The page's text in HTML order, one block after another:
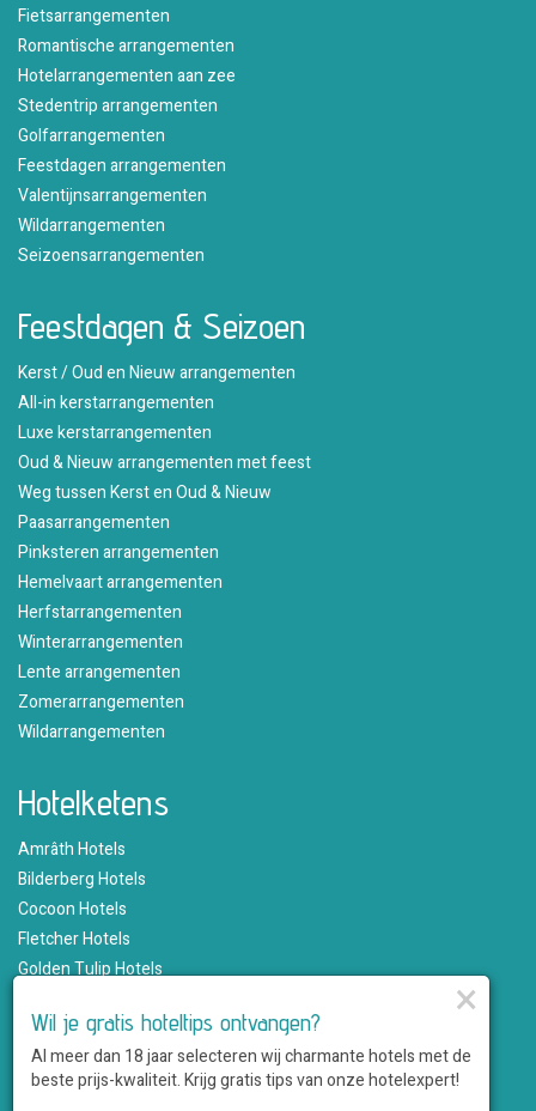
Fietsarrangementen
Romantische arrangementen
Hotelarrangementen aan zee
Stedentrip arrangementen
Golfarrangementen
Feestdagen arrangementen
Valentijnsarrangementen
Wildarrangementen
Seizoensarrangementen
Feestdagen & Seizoen
Kerst / Oud en Nieuw arrangementen
All-in kerstarrangementen
Luxe kerstarrangementen
Oud & Nieuw arrangementen met feest
Weg tussen Kerst en Oud & Nieuw
Paasarrangementen
Pinksteren arrangementen
Hemelvaart arrangementen
Herfstarrangementen
Winterarrangementen
Lente arrangementen
Zomerarrangementen
Wildarrangementen
Hotelketens
Amrâth Hotels
Bilderberg Hotels
Cocoon Hotels
Fletcher Hotels
Golden Tulip Hotels
Martin's Hotels
Romantik Hotels
Saillant Hotels
×
Wil je gratis hoteltips ontvangen?
Al meer dan 18 jaar selecteren wij charmante hotels met de
beste prijs-kwaliteit. Krijg gratis tips van onze hotelexpert!